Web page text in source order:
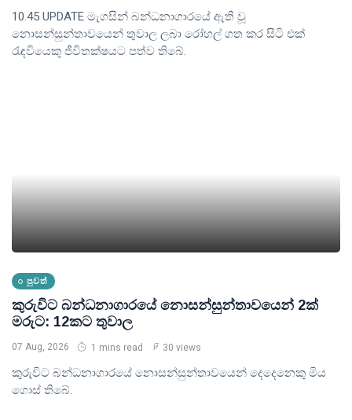
10.45 UPDATE මැගසින් බන්ධනාගාරයේ ඇති වූ
නොසන්සුන්තාවයෙන් තුවාල ලබා රෝහල් ගත කර සිටි එක්
රැඳවියෙකු ජීවිතක්ෂයට පත්ව තිබේ.
පුවත්
කුරුවිට බන්ධනාගාරයේ නොසන්සුන්තාවයෙන් 2ක්
මරුට: 12කට තුවාල
07 Aug, 2026 1 mins read 30 views
කුරුවිට බන්ධනාගාරයේ නොසන්සුන්තාවයෙන් දෙදෙනෙකු ‍මිය
ගොස් තිබේ.